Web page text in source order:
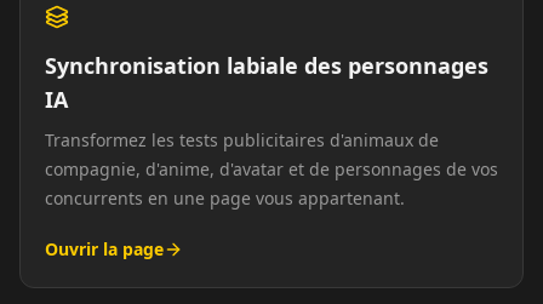
Synchronisation labiale des personnages
IA
Transformez les tests publicitaires d'animaux de
compagnie, d'anime, d'avatar et de personnages de vos
concurrents en une page vous appartenant.
Ouvrir la page